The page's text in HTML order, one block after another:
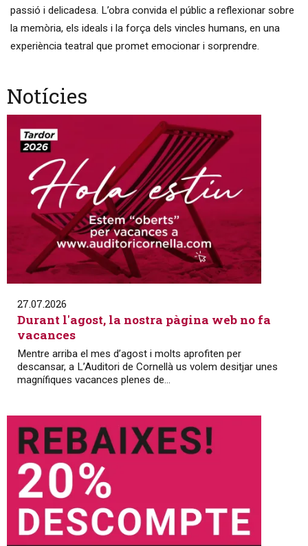
passió i delicadesa. L’obra convida el públic a reflexionar sobre
la memòria, els ideals i la força dels vincles humans, en una
experiència teatral que promet emocionar i sorprendre.
Notícies
27.07.2026
Durant l'agost, la nostra pàgina web no fa
vacances
Mentre arriba el mes d’agost i molts aprofiten per
descansar, a L’Auditori de Cornellà us volem desitjar unes
magnífiques vacances plenes de...